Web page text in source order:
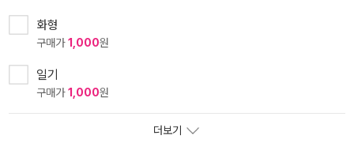
화형
구매가1,000원
일기
구매가1,000원
더보기